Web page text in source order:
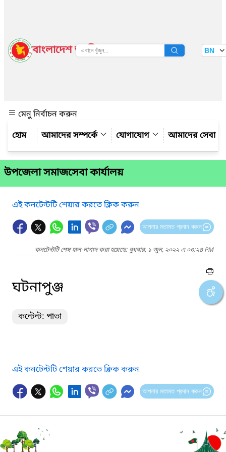
বাংলাদেশ জাতীয় তথ্য বাতায়ন BN
মেনু নির্বাচন করুন
আমাদের সম্পর্কে
যোগাযোগ আমাদের সেবা
উপজেলা সমাজসেবা কার্যালয়
এই কনটেন্টটি শেয়ার করতে ক্লিক করুন
আপনার মতামত প্রদান করুন
কনটেন্টটি শেষ হাল-নাগাদ করা হয়েছে: বুধবার, ১ জুন, ২০২২ এ ০৩:২৪ PM
ঘটনাপুঞ্জ
কন্টেন্ট: পাতা
এই কনটেন্টটি শেয়ার করতে ক্লিক করুন
আপনার মতামত প্রদান করুন